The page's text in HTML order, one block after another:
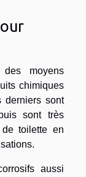
moyens
chimiques
derniers sont
sont très
toilette en
aussi